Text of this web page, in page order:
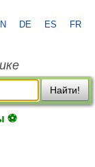
DE ES FR
Найти!
⚽